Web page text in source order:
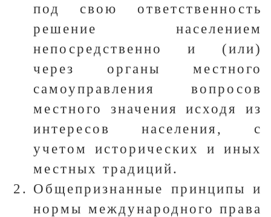
под свою ответственность
решение населением
непосредственно и (или)
через органы местного
самоуправления вопросов
местного значения исходя из
интересов населения, с
учетом исторических и иных
местных традиций.
Общепризнанные принципы и
нормы международного права